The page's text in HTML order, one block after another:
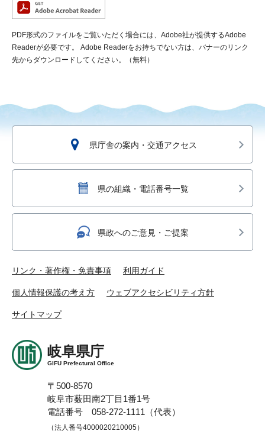
PDF形式のファイルをご覧いただく場合には、Adobe社が提供するAdobe
Readerが必要です。
Adobe Readerをお持ちでない方は、バナーのリンク
先からダウンロードしてください。（無料）
県庁舎の案内・交通アクセス
県の組織・電話番号一覧
県政へのご意見・ご提案
リンク・著作権・免責事項 利用ガイド
個人情報保護の考え方 ウェブアクセシビリティ方針
サイトマップ
岐阜県庁
GIFU Prefectural Office
〒500-8570
岐阜市薮田南2丁目1番1号
電話番号 058-272-1111（代表）
（法人番号4000020210005）